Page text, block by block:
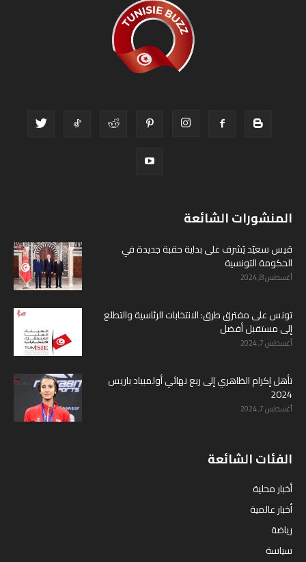
المنشورات الشائعة
قيس سعيّد يُشرف على بداية حقبة جديدة في
الحكومة التونسية
أغسطس 8, 2024
تونس على مفترق طرق: الانتخابات الرئاسية والتطلع
إلى مستقبل أفضل
أغسطس 7, 2024
تأهل إكرام الظاهري إلى ربع نهائي أولمبياد باريس
2024
أغسطس 7, 2024
الفئات الشائعة
أخبار محلية
أخبار عالمية
رياضة
سياسة